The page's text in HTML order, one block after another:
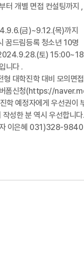
터 개별 면접 컨설팅까지
금)~9.12.(목)까지
꿈드림등록 청소년 10명
토)
니다 .
형 대학진학 대비 모
폼신청(https://
학 예정자에게 우선권이
작성한 분 역시 우선합니다.
이은혜 031)328-9840